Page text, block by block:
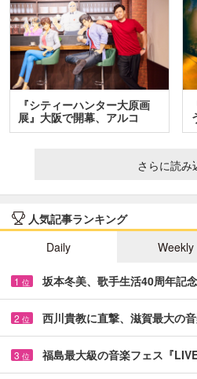
『シティーハンター大原画
展』大阪で開幕、アルコ
＆…
さらに読み
人気記事ランキング
Daily
Weekly
1 位 坂本冬美、歌手生活40周年記
2 位 西川貴教に直撃、滋賀最大の
3 位 福島最大級の音楽フェス『